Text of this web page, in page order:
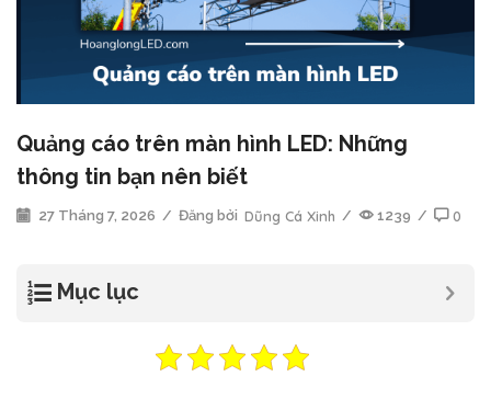
Quảng cáo trên màn hình LED: Những
thông tin bạn nên biết
27 Tháng 7, 2026 / Đăng bởi Dũng Cá Xinh / 1239 / 0
Mục lục